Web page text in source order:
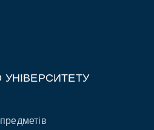
УНІВЕРСИТЕТУ